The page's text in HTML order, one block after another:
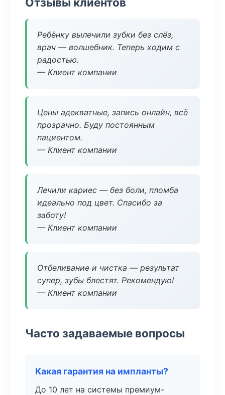
Ребёнку вылечили зубки без слёз,
врач — волшебник. Теперь ходим с
радостью.
— Клиент компании
Цены адекватные, запись онлайн, всё
прозрачно. Буду постоянным
пациентом.
— Клиент компании
Лечили кариес — без боли, пломба
идеально под цвет. Спасибо за
заботу!
— Клиент компании
Отбеливание и чистка — результат
супер, зубы блестят. Рекомендую!
— Клиент компании
Часто задаваемые вопросы
Какая гарантия на импланты?
До 10 лет на системы премиум-